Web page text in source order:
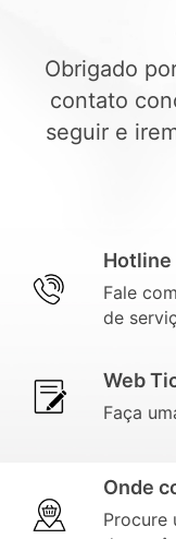
Obrigado
contato
seguir e
Hotline
Fale
de
Web
Faça
Onde
Procure